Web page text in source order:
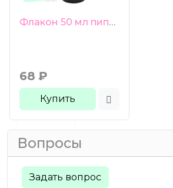
Флакон 50 мл пипетка коричневое стекло черная груша черная гладкая крышка
68 ₽
Купить
Вопросы
Задать вопрос